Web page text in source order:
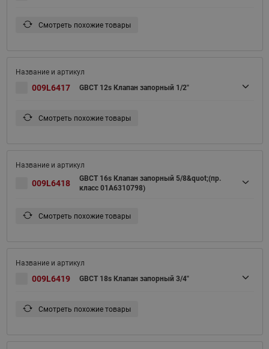
Смотреть похожие товары
009L6417 GBCT 12s Клапан запорный 1/2"
Смотреть похожие товары
009L6418
GBCT 16s Клапан запорный 5/8&quot;(пр.
класс 01A6310798)
Смотреть похожие товары
009L6419 GBCT 18s Клапан запорный 3/4"
Смотреть похожие товары